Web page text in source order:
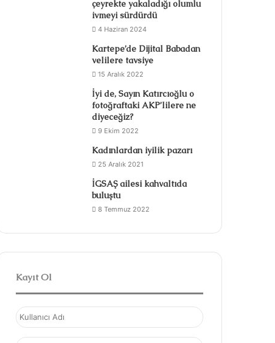
çeyrekte yakaladığı olumlu
ivmeyi sürdürdü
4 Haziran 2024
Kartepe’de Dijital Babadan
velilere tavsiye
15 Aralık 2022
İyi de, Sayın Katırcıoğlu o
fotoğraftaki AKP’lilere ne
diyeceğiz?
9 Ekim 2022
Kadınlardan iyilik pazarı
25 Aralık 2021
İGSAŞ ailesi kahvaltıda
buluştu
8 Temmuz 2022
Kayıt Ol